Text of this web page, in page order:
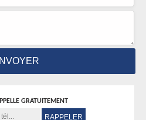
GRATUITEMENT